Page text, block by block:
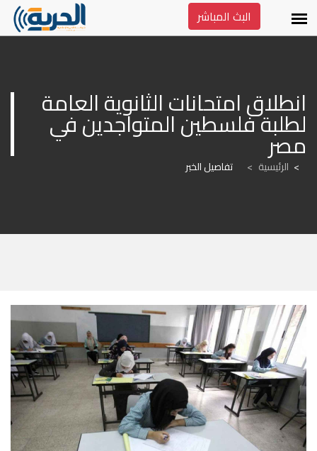
البث المباشر
لطلبة فلسطين المتواجدين في
مصر
الرئيسية > تفاصيل الخبر